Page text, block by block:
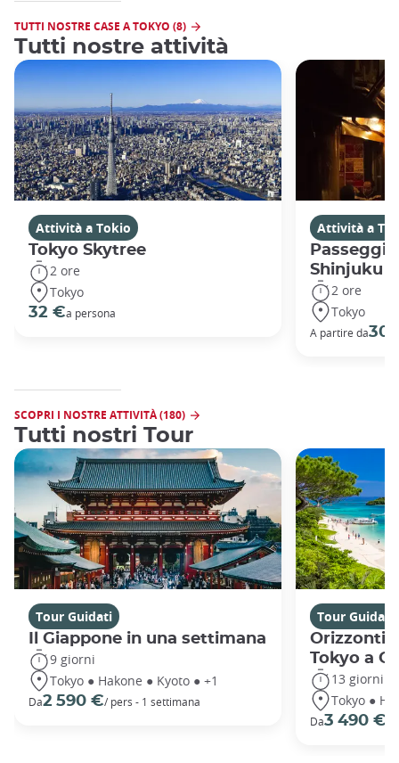
TUTTI NOSTRE CASE A TOKYO (8)
Tutti nostre attività
Attività a Tokio
Tokyo Skytree
2 ore
Tokyo
32 €a persona
Attività a
Shinjuku
2 ore
Tokyo
A partire da30
SCOPRI I NOSTRE ATTIVITÀ (180)
Tutti nostri Tour
Tour Guidati
Il Giappone in una settimana
9 giorni
Tokyo ● Hakone ● Kyoto ● +1
Da2 590 €/ pers - 1 settimana
Tour Guidati
Orizzonti
Tokyo a
13 giorni
Tokyo ●
Da3 490 €